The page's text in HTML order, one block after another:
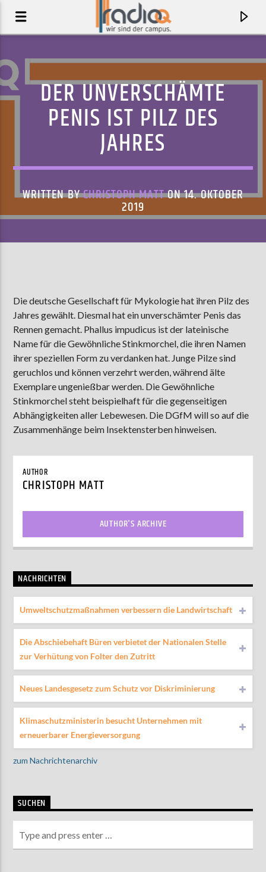
WHEN THE HEAT COMES DOWN FEAT. A.S.M.
AKTUELLE SENDUNG
MOEBIUS
00:00 09:00
ZU HÖREN INMünster Steinfurt 103,9 MHz
DER UNVERSCHÄMTE
PENIS IST PILZ DES
JAHRES
WRITTEN BYCHRISTOPH MATTON 14. OKTOBER
2019
Die deutsche Gesellschaft für Mykologie hat ihren Pilz des
Jahres gewählt. Diesmal hat ein unverschämter Penis das
Rennen gemacht. Phallus impudicus ist der lateinische
Name für die Gewöhnliche Stinkmorchel, die ihren Namen
ihrer speziellen Form zu verdanken hat. Junge Pilze sind
geruchlos und können verzehrt werden, während älte
Exemplare ungenießbar werden. Die Gewöhnliche
Stinkmorchel steht beispielhaft für die gegenseitigen
Abhängigkeiten aller Lebewesen. Die DGfM will so auf die
Zusammenhänge beim Insektensterben hinweisen.
AUTHOR
CHRISTOPH MATT
AUTHOR'S ARCHIVE
NACHRICHTEN
Umweltschutzmaßnahmen verbessern die Landwirtschaft
Die Abschiebehaft Büren verbietet der Nationalen Stelle
zur Verhütung von Folter den Zutritt
Neues Landesgesetz zum Schutz vor Diskriminierung
Klimaschutzministerin besucht Unternehmen mit
erneuerbarer Energieversorgung
zum Nachrichtenarchiv
SUCHEN